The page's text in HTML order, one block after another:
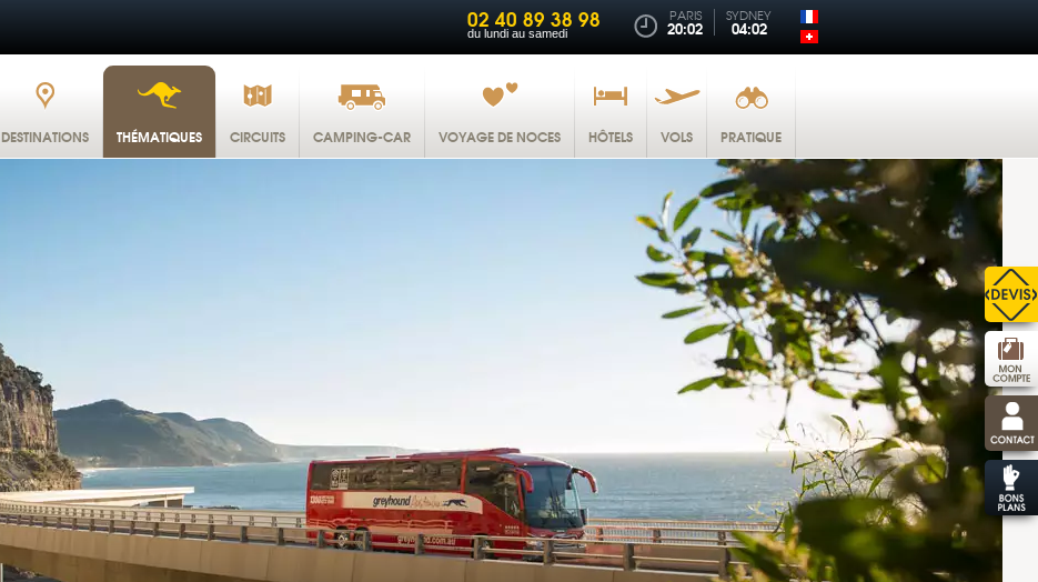
02 40 89 38 98
du lundi au samedi
PARIS
20:02
SYDNEY
04:02
DESTINATIONS THÉMATIQUES CIRCUITS CAMPING-CAR VOYAGE DE NOCES HÔTELS VOLS PRATIQUE